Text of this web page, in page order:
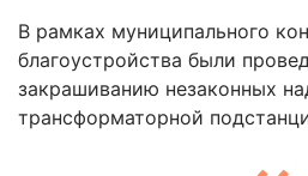
В рамках муниципального
благоустройства были
закрашиванию незаконных
трансформаторной